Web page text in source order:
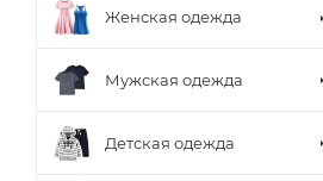
Женская одежда
Мужская одежда
Детская одежда